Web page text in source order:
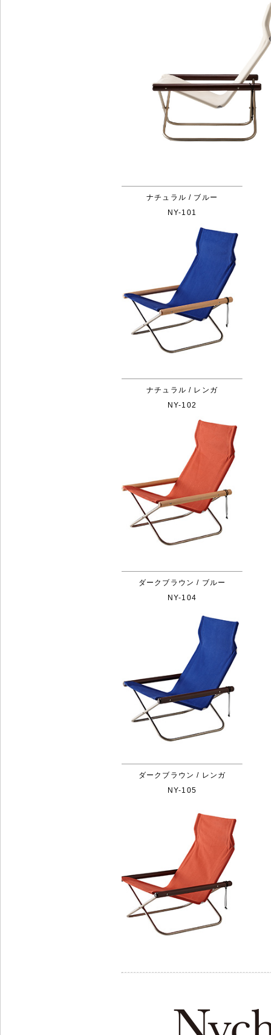
ナチュラル / ブルー
NY-101
ナチュラル / レンガ
NY-102
ダークブラウン / ブルー
NY-104
ダークブラウン / レンガ
NY-105